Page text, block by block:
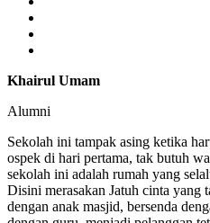
Khairul Umam
Alumni
Sekolah ini tampak asing ketika
ospek di hari pertama, tak butuh
sekolah ini adalah rumah yang
Disini merasakan Jatuh cinta yang
dengan anak masjid, bersenda